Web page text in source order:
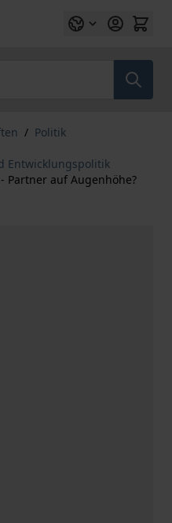
/ Politik
Entwicklungspolitik
Partner auf Augenhöhe?